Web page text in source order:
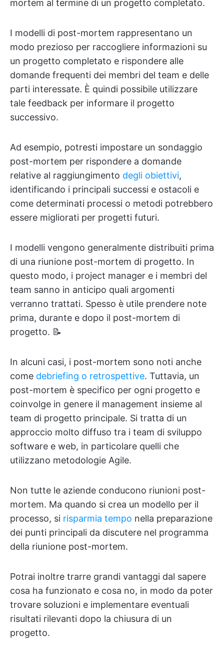
mortem al termine di un progetto completato.
I modelli di post-mortem rappresentano un
modo prezioso per raccogliere informazioni su
un progetto completato e rispondere alle
domande frequenti dei membri del team e delle
parti interessate. È quindi possibile utilizzare
tale feedback per informare il progetto
successivo.
Ad esempio, potresti impostare un sondaggio
post-mortem per rispondere a domande
relative al raggiungimento degli obiettivi,
identificando i principali successi e ostacoli e
come determinati processi o metodi potrebbero
essere migliorati per progetti futuri.
I modelli vengono generalmente distribuiti prima
di una riunione post-mortem di progetto. In
questo modo, i project manager e i membri del
team sanno in anticipo quali argomenti
verranno trattati. Spesso è utile prendere note
prima, durante e dopo il post-mortem di
progetto. 📝
In alcuni casi, i post-mortem sono noti anche
come debriefing o retrospettive. Tuttavia, un
post-mortem è specifico per ogni progetto e
coinvolge in genere il management insieme al
team di progetto principale. Si tratta di un
approccio molto diffuso tra i team di sviluppo
software e web, in particolare quelli che
utilizzano metodologie Agile.
Non tutte le aziende conducono riunioni post-
mortem. Ma quando si crea un modello per il
processo, si risparmia tempo nella preparazione
dei punti principali da discutere nel programma
della riunione post-mortem.
Potrai inoltre trarre grandi vantaggi dal sapere
cosa ha funzionato e cosa no, in modo da poter
trovare soluzioni e implementare eventuali
risultati rilevanti dopo la chiusura di un
progetto.